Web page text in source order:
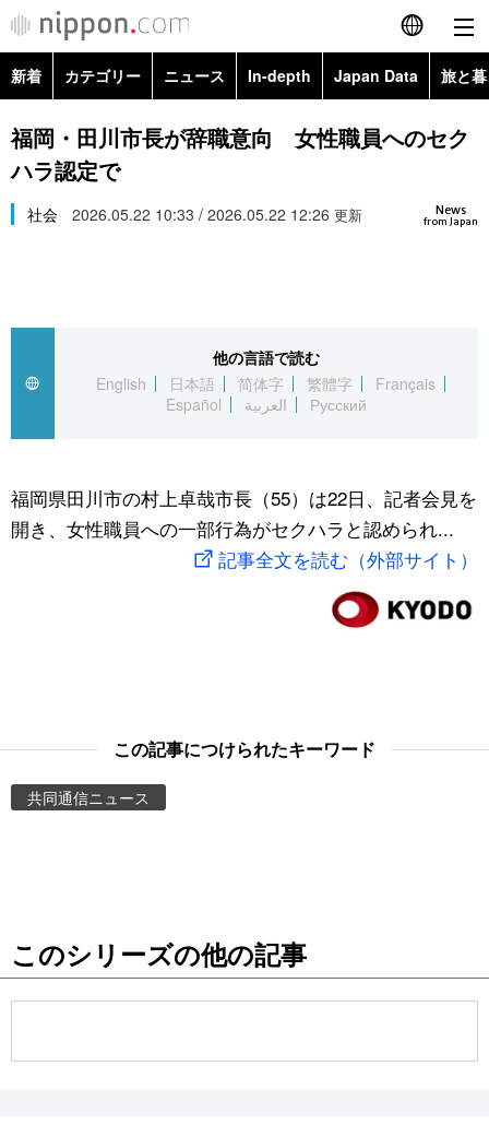
English
简体字
Русский
カテゴリー
経済・ビジネス
国際
文化
トップ
アーカイブ
In-depth
Japan Data
動画/Live
お知らせ
新着 カテゴリー ニュース In-depth Japan Data 旅と
政治・外交
経済・ビジネス
スポーツ・東京2020
Topics
福岡・田川市長が辞職意向 女性職員へのセク
ハラ認定で
News
from Japan
社会 2026.05.22 10:33 / 2026.05.22 12:26 更新
他の言語で読む
English
日本語 简体字 繁體字
Français
Español
العربية Русский
福岡県田川市の村上卓哉市長（55）は22日、記者会見を
開き、女性職員への一部行為がセクハラと認められ...
記事全文を読む（外部サイト）
この記事につけられたキーワード
共同通信ニュース
このシリーズの他の記事